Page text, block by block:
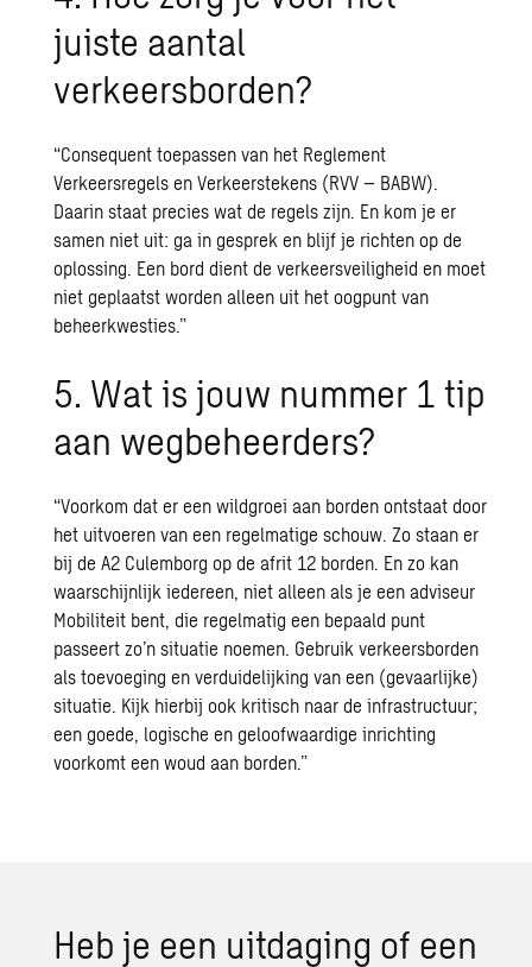
juiste aantal
verkeersborden?
“Consequent toepassen van het Reglement
Verkeersregels en Verkeerstekens (RVV – BABW).
Daarin staat precies wat de regels zijn. En kom je er
samen niet uit: ga in gesprek en blijf je richten op de
oplossing. Een bord dient de verkeersveiligheid en moet
niet geplaatst worden alleen uit het oogpunt van
beheerkwesties.”
5. Wat is jouw nummer 1 tip
aan wegbeheerders?
“Voorkom dat er een wildgroei aan borden ontstaat door
het uitvoeren van een regelmatige schouw. Zo staan er
bij de A2 Culemborg op de afrit 12 borden. En zo kan
waarschijnlijk iedereen, niet alleen als je een adviseur
Mobiliteit bent, die regelmatig een bepaald punt
passeert zo’n situatie noemen. Gebruik verkeersborden
als toevoeging en verduidelijking van een (gevaarlijke)
situatie. Kijk hierbij ook kritisch naar de infrastructuur;
een goede, logische en geloofwaardige inrichting
voorkomt een woud aan borden.”
Heb je een uit­da­ging of een